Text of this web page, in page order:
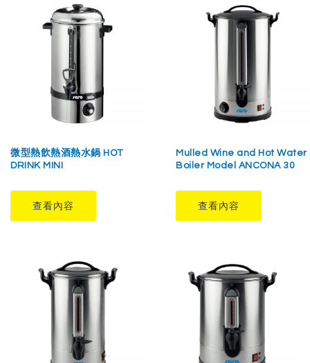
微型熱飲熱酒熱水鍋 HOT
DRINK MINI
查看內容
Mulled Wine and Hot Water
Boiler Model ANCONA 30
查看內容